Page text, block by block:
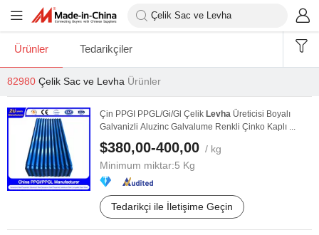
Ürünler Tedarikçiler
82980 Çelik Sac ve Levha Ürünler
Çin PPGI PPGL/Gi/Gl Çelik Levha Üreticisi Boyalı
Galvanizli Aluzinc Galvalume Renkli Çinko Kaplı ...
$380,00-400,00 / kg
Minimum miktar:5 Kg
Tedarikçi ile İletişime Geçin